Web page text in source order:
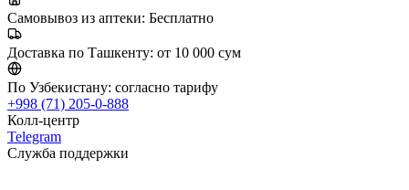
Самовывоз из аптеки: Бесплатно
Доставка по Ташкенту: от 10 000 сум
По Узбекистану: согласно тарифу
+998 (71) 205-0-888
Колл-центр
Telegram
Служба поддержки